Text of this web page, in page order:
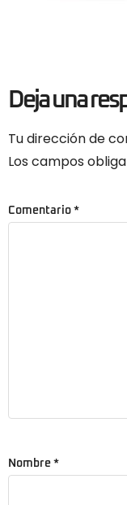
Deja una
Tu dirección de
Los campos
Comentario *
Nombre *